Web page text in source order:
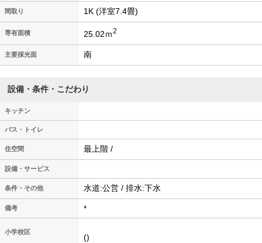
間取り 1K (洋室7.4畳)
専有面積 25.02ｍ2
主要採光面 南
設備・条件・こだわり
キッチン
バス・トイレ
住空間 最上階 /
設備・サービス
条件・その他 水道:公営 / 排水:下水
備考 *
小学校区
()